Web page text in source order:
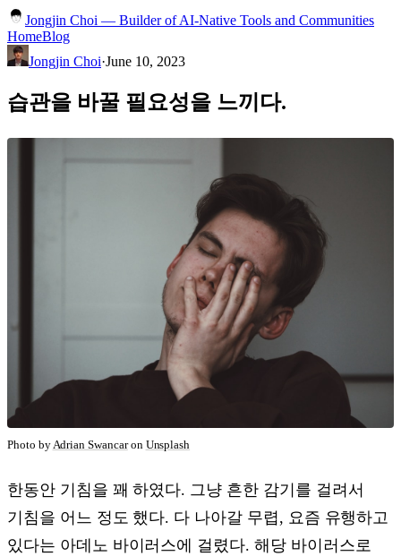
Jongjin Choi — Builder of AI-Native Tools and Communities
HomeBlog
Jongjin Choi·June 10, 2023
습관을 바꿀 필요성을 느끼다.
Photo by Adrian Swancaron Unsplash
한동안 기침을 꽤 하였다. 그냥 흔한 감기를 걸려서
기침을 어느 정도 했다. 다 나아갈 무렵, 요즘 유행하고
있다는 아데노 바이러스에 걸렸다. 해당 바이러스로